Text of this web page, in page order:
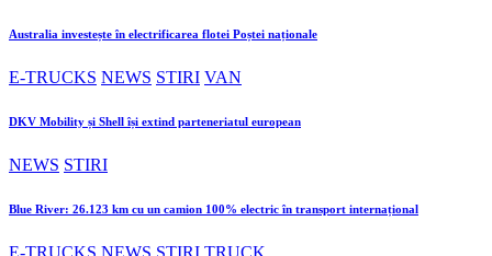
Australia investește în electrificarea flotei Poștei naționale
E-TRUCKS NEWS STIRI VAN
DKV Mobility și Shell își extind parteneriatul european
NEWS STIRI
Blue River: 26.123 km cu un camion 100% electric în transport internațional
E-TRUCKS NEWS STIRI TRUCK